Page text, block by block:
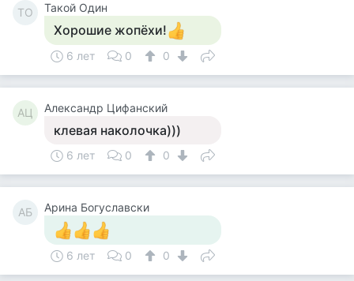
ТО Такой Один
Хорошие жопёхи!
6 лет 0 0
АЦ Александр Цифанский
клевая наколочка)))
6 лет 0 0
АБ Арина Богуславски
6 лет 0 0